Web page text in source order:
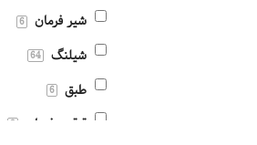
شیر فرمان 6
شیلنگ 64
طبق 6
قرقری فرمان 8